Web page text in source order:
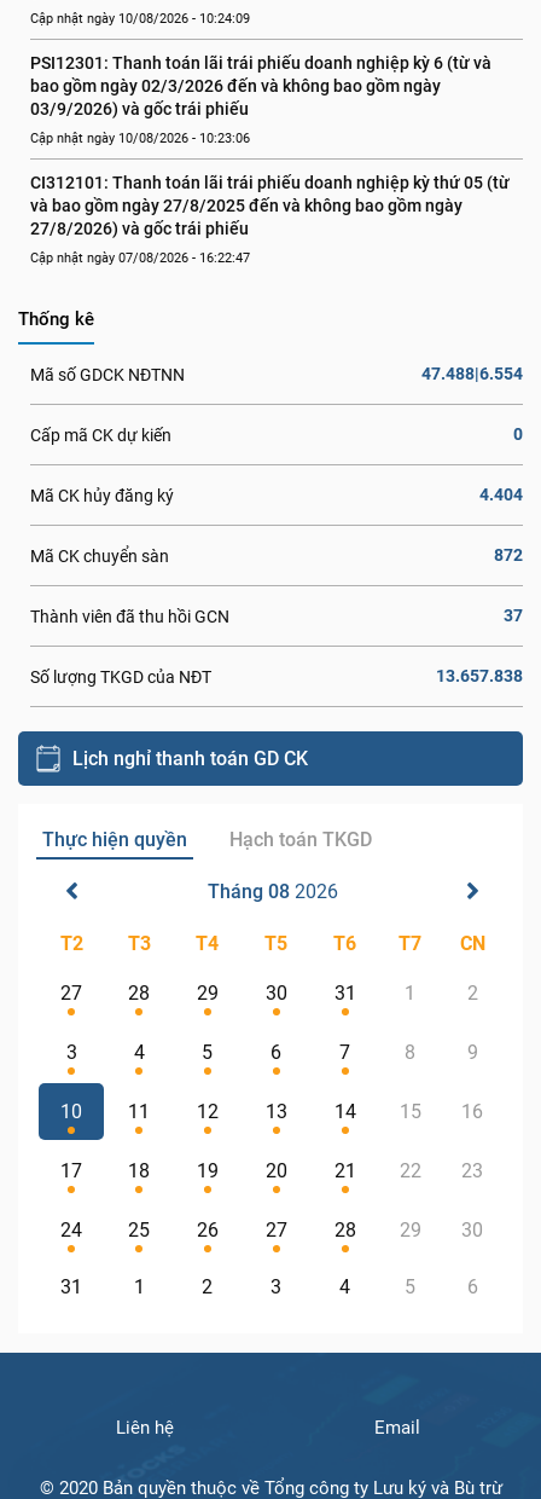
Cập nhật ngày 10/08/2026 - 10:24:09
PSI12301: Thanh toán lãi trái phiếu doanh nghiệp kỳ 6 (từ và
bao gồm ngày 02/3/2026 đến và không bao gồm ngày
03/9/2026) và gốc trái phiếu
Cập nhật ngày 10/08/2026 - 10:23:06
CI312101: Thanh toán lãi trái phiếu doanh nghiệp kỳ thứ 05 (từ
và bao gồm ngày 27/8/2025 đến và không bao gồm ngày
27/8/2026) và gốc trái phiếu
Cập nhật ngày 07/08/2026 - 16:22:47
Thống kê
Mã số GDCK NĐTNN 47.488|6.554
Cấp mã CK dự kiến 0
Mã CK hủy đăng ký 4.404
Mã CK chuyển sàn 872
Thành viên đã thu hồi GCN 37
Số lượng TKGD của NĐT 13.657.838
Lịch nghỉ thanh toán GD CK
Thực hiện quyền Hạch toán TKGD
Tháng 08 2026
T2 T3 T4 T5 T6 T7 CN
27 28 29 30 31 1 2
3 4 5 6 7 8 9
10 11 12 13 14 15 16
17 18 19 20 21 22 23
24 25 26 27 28 29 30
31 1 2 3 4 5 6
Liên hệ Email
© 2020 Bản quyền thuộc về Tổng công ty Lưu ký và Bù trừ